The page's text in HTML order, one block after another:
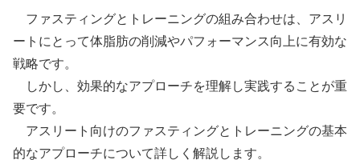
ファスティングとトレーニングの組み合わせは、アスリ
ートにとって体脂肪の削減やパフォーマンス向上に有効な
戦略です。
しかし、効果的なアプローチを理解し実践することが重
要です。
アスリート向けのファスティングとトレーニングの基本
的なアプローチについて詳しく解説します。